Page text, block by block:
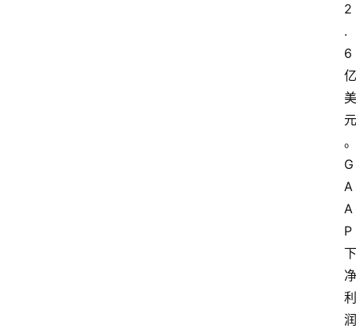
2
.
6
亿
美
元
。
G
A
A
P
下
净
利
润